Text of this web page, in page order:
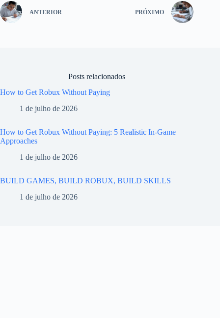
ANTERIOR PRÓXIMO
Posts relacionados
How to Get Robux Without Paying
1 de julho de 2026
How to Get Robux Without Paying: 5 Realistic In-Game
Approaches
1 de julho de 2026
BUILD GAMES, BUILD ROBUX, BUILD SKILLS
1 de julho de 2026